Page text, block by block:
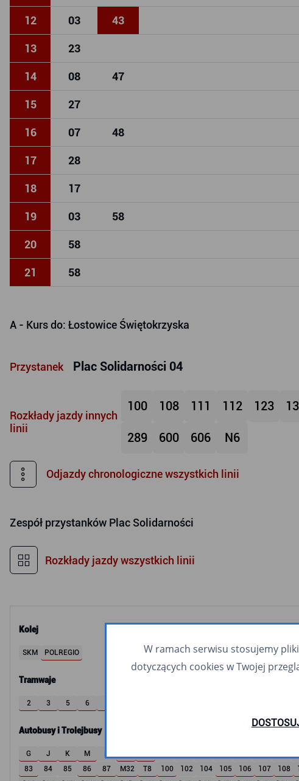
Kolej
SKM POLREGIO
Tramwaje
2 3 5 6
Autobusy i Trolejbusy
G J K M
83
84 85 86 87 M32 T8 100 102 104 105 106 107 108
12 03 43
13 23
14 08 47
15 27
16 07 48
17 28
18 17
19 03 58
20 58
21 58
A - Kurs do: Łostowice Świętokrzyska
Przystanek Plac Solidarności 04
Rozkłady jazdy innych
linii
100 108 111 112 123
289 600 606 N6
Odjazdy chronologiczne wszystkich linii
Zespół przystanków Plac Solidarności
Rozkłady jazdy wszystkich linii
W ramach serwisu stosujemy
dotyczących cookies w Twojej